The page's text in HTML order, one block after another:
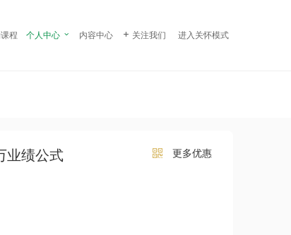
程 个人中心  内容中心  关注我们 进入关怀模式
业绩公式
更多优惠